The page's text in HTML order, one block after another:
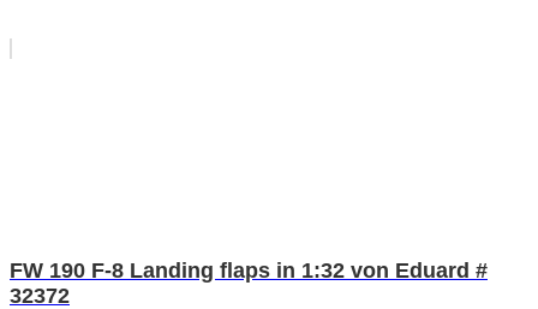
FW 190 F-8 Landing flaps in 1:32 von Eduard #
32372